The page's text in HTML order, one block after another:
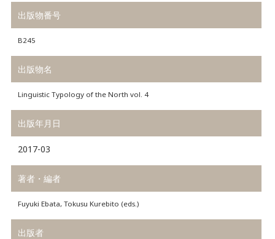
出版物番号
B245
出版物名
Linguistic Typology of the North vol. 4
出版年月日
2017-03
著者・編者
Fuyuki Ebata, Tokusu Kurebito (eds.)
出版者